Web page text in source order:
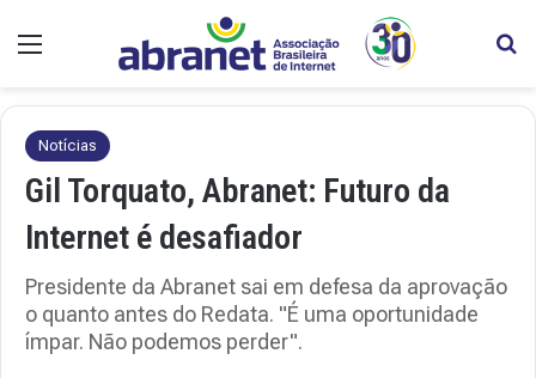
Menu
Notícias
Gil Torquato, Abranet: Futuro da
Internet é desafiador
Presidente da Abranet sai em defesa da aprovação
o quanto antes do Redata. "É uma oportunidade
ímpar. Não podemos perder".